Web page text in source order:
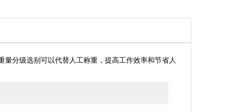
分级选别可以代替人工称重，提高工作效率和节省人